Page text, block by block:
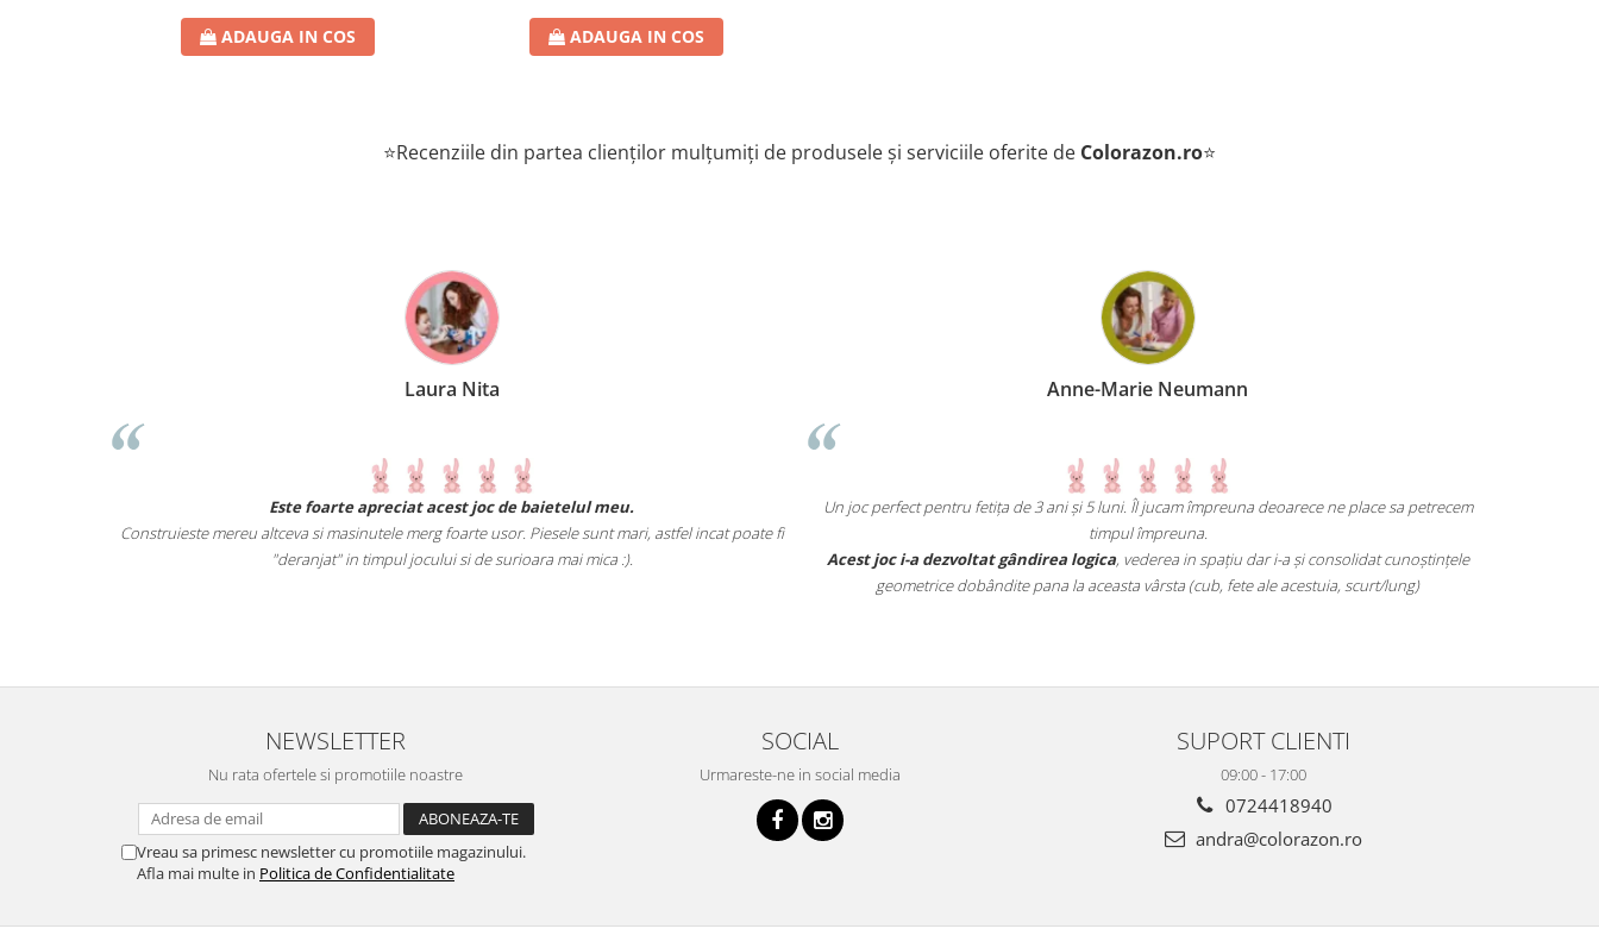
ADAUGA IN COS ADAUGA IN COS
⭐Recenziile din partea clienților mulțumiți de produsele și serviciile oferite de Colorazon.ro⭐
Laura Nita
Este foarte apreciat acest joc de baietelul meu.
Construieste mereu altceva si masinutele merg foarte usor. Piesele sunt mari, astfel incat poate fi
"deranjat" in timpul jocului si de surioara mai mica :).
Anne-Marie Neumann
Un joc perfect pentru fetița de 3 ani și 5 luni. Îl jucam împreuna deoarece ne place sa petrecem
timpul împreuna.
Acest joc i-a dezvoltat gândirea logica, vederea in spațiu dar i-a și consolidat cunoștințele
geometrice dobândite pana la aceasta vârsta (cub, fete ale acestuia, scurt/lung)
NEWSLETTER
Nu rata ofertele si promotiile noastre
Vreau sa primesc newsletter cu promotiile magazinului.
Afla mai multe in Politica de Confidentialitate
SOCIAL
Urmareste-ne in social media
SUPORT CLIENTI
09:00 - 17:00
0724418940
andra@colorazon.ro